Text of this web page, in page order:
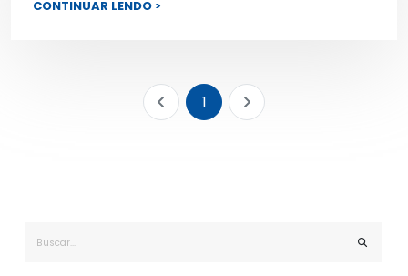
CONTINUAR LENDO >
1